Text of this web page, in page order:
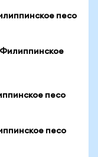
песо
Филиппинское
песо
песо